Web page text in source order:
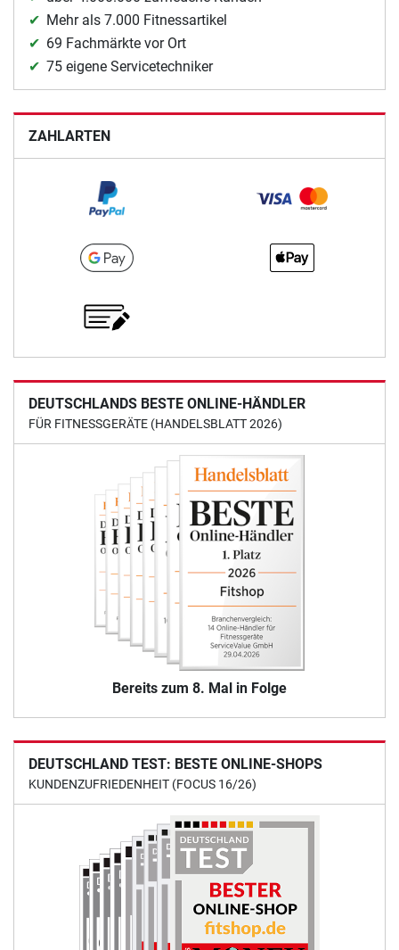
Mehr als 7.000 Fitnessartikel
69 Fachmärkte vor Ort
75 eigene Servicetechniker
ZAHLARTEN
DEUTSCHLANDS BESTE ONLINE-HÄNDLER
FÜR FITNESSGERÄTE (HANDELSBLATT 2026)
Bereits zum 8. Mal in Folge
DEUTSCHLAND TEST: BESTE ONLINE-SHOPS
KUNDENZUFRIEDENHEIT (FOCUS 16/26)